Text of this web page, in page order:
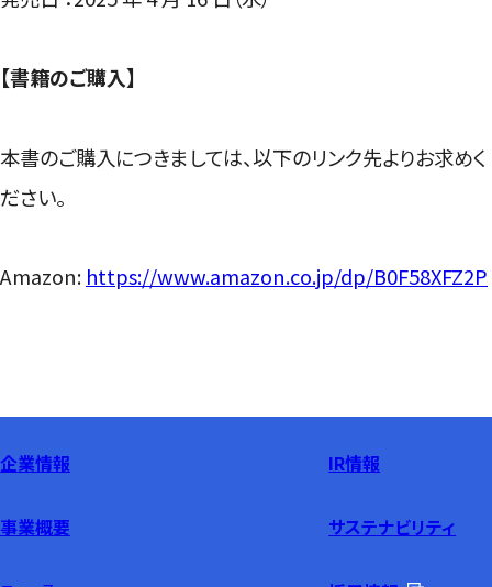
【書籍のご購入】
本書のご購入につきましては、以下のリンク先よりお求めく
ださい。
Amazon: https://www.amazon.co.jp/dp/B0F58XFZ2P
企業情報
事業概要
IR情報
サステナビリティ